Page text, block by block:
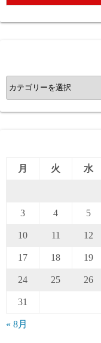
カ
テ
ゴ
月
火 水
3 4 5
10 11 12
17 18 19
24 25 26
31
« 8月